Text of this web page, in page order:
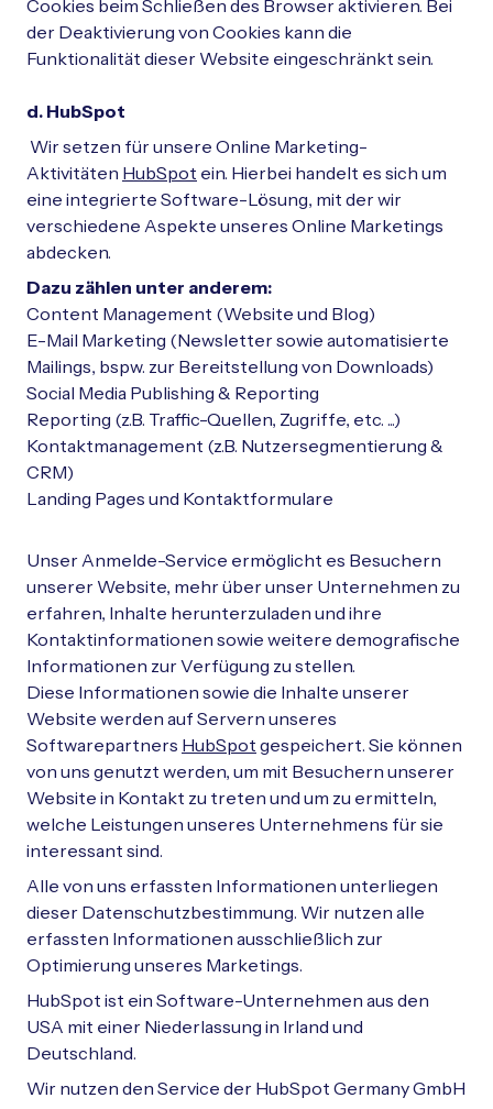
Cookies beim Schließen des Browser aktivieren. Bei
der Deaktivierung von Cookies kann die
Funktionalität dieser Website eingeschränkt sein.
d. HubSpot
Wir setzen für unsere Online Marketing-
Aktivitäten HubSpot ein. Hierbei handelt es sich um
eine integrierte Software-Lösung, mit der wir
verschiedene Aspekte unseres Online Marketings
abdecken.
Dazu zählen unter anderem:
Content Management (Website und Blog)
E-Mail Marketing (Newsletter sowie automatisierte
Mailings, bspw. zur Bereitstellung von Downloads)
Social Media Publishing & Reporting
Reporting (z.B. Traffic-Quellen, Zugriffe, etc. ...)
Kontaktmanagement (z.B. Nutzersegmentierung &
CRM)
Landing Pages und Kontaktformulare
Unser Anmelde-Service ermöglicht es Besuchern
unserer Website, mehr über unser Unternehmen zu
erfahren, Inhalte herunterzuladen und ihre
Kontaktinformationen sowie weitere demografische
Informationen zur Verfügung zu stellen.
Diese Informationen sowie die Inhalte unserer
Website werden auf Servern unseres
Softwarepartners HubSpot gespeichert. Sie können
von uns genutzt werden, um mit Besuchern unserer
Website in Kontakt zu treten und um zu ermitteln,
welche Leistungen unseres Unternehmens für sie
interessant sind.
Alle von uns erfassten Informationen unterliegen
dieser Datenschutzbestimmung. Wir nutzen alle
erfassten Informationen ausschließlich zur
Optimierung unseres Marketings.
HubSpot ist ein Software-Unternehmen aus den
USA mit einer Niederlassung in Irland und
Deutschland.
Wir nutzen den Service der HubSpot Germany GmbH